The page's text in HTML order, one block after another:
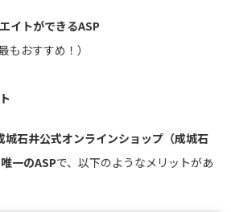
イトができるASP
最もおすすめ！）
城石井公式オンラインショップ（成城石
一のASPで、以下のようなメリットがあ